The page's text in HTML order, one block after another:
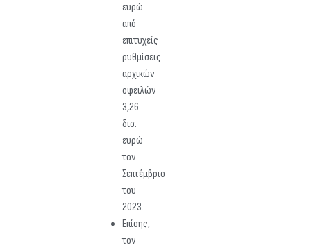
ευρώ
από
επιτυχείς
ρυθμίσεις
αρχικών
οφειλών
3,26
δισ.
ευρώ
τον
Σεπτέμβριο
του
2023.
Επίσης,
τον